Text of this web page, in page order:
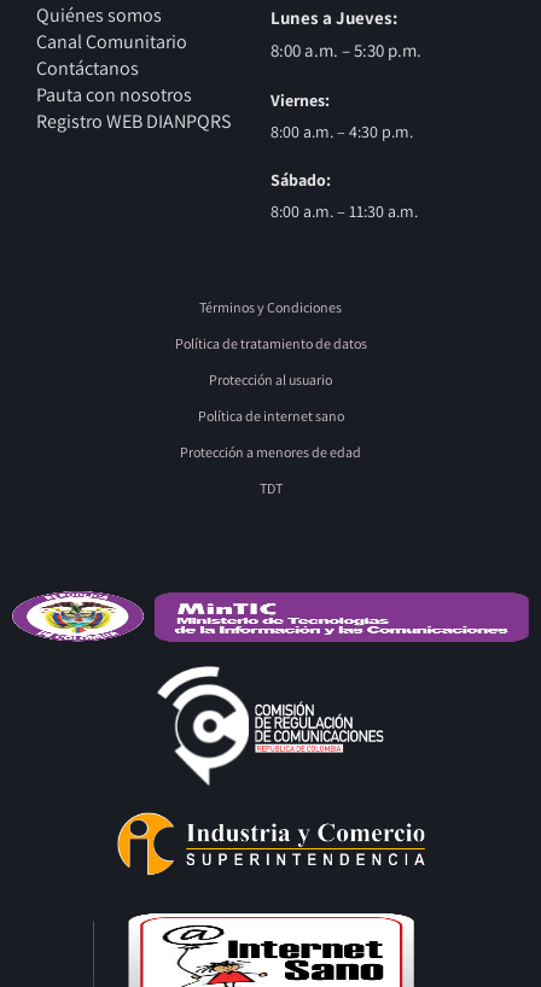
Quiénes somos
Canal Comunitario
Contáctanos
Pauta con nosotros
Registro WEB DIANPQRS
Lunes a Jueves:
8:00 a.m. – 5:30 p.m.
Viernes:
8:00 a.m. – 4:30 p.m.
Sábado:
8:00 a.m. – 11:30 a.m.
Términos y Condiciones
Política de tratamiento de datos
Protección al usuario
Política de internet sano
Protección a menores de edad
TDT